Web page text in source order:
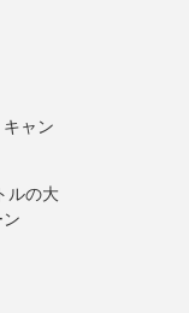
ャン
ルの大